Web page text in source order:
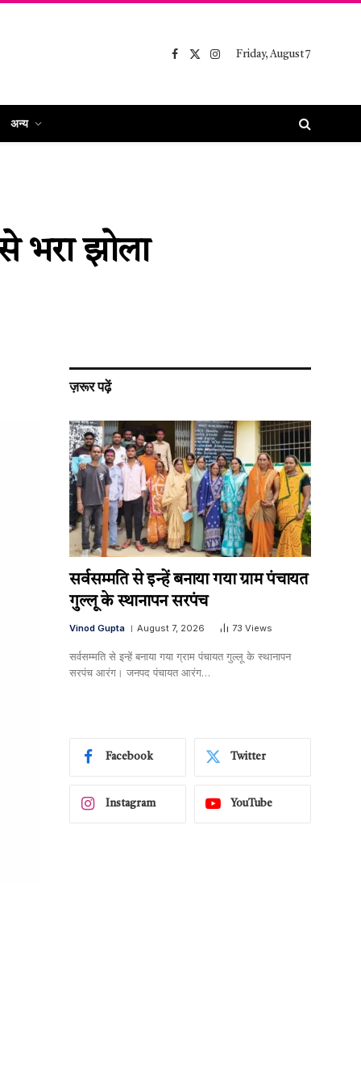
Facebook
X
Instagram
Friday, August 7
अन्य
भरा झोला
ज़रूर पढ़ें
सर्वसम्मति से इन्हें बनाया गया ग्राम पंचायत
गुल्लू के स्थानापन सरपंच
Vinod Gupta August 7, 2026 73 Views
सर्वसम्मति से इन्हें बनाया गया ग्राम पंचायत गुल्लू के स्थानापन
सरपंच आरंग। जनपद पंचायत आरंग…
Facebook Twitter
Instagram YouTube